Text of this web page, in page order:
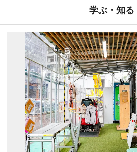
学ぶ・知る